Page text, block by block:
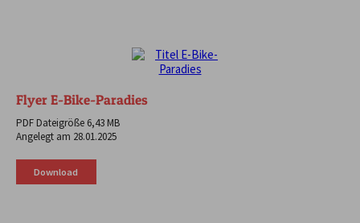
Flyer E-Bike-Paradies
PDF Dateigröße 6,43 MB
Angelegt am 28.01.2025
Download